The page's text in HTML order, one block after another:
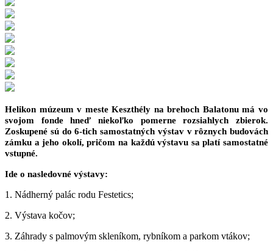
Helikon múzeum v meste Keszthély na brehoch Balatonu má vo
svojom fonde hneď niekoľko pomerne rozsiahlych zbierok.
Zoskupené sú do 6-tich samostatných výstav v rôznych budovách
zámku a jeho okolí, pričom na každú výstavu sa platí samostatné
vstupné.
Ide o nasledovné výstavy:
1. Nádherný palác rodu Festetics;
2. Výstava kočov;
3. Záhrady s palmovým skleníkom, rybníkom a parkom vtákov;